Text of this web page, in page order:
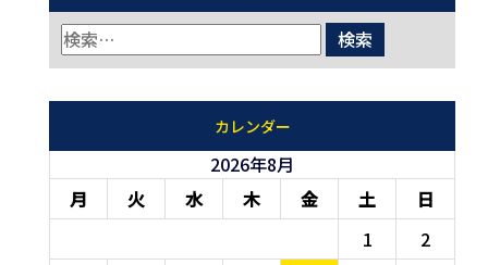
カレンダー
2026年8月
月
火 水 木 金 土
日
1
2